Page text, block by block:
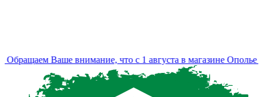
Ваше внимание, что с 1 августа в магазине Ополье